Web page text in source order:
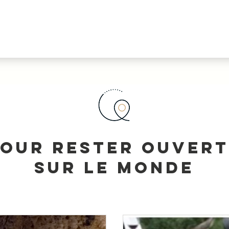
RESTER
SUR LE MONDE